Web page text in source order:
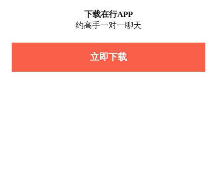
下载在行APP
约高手一对一聊天
立即下载